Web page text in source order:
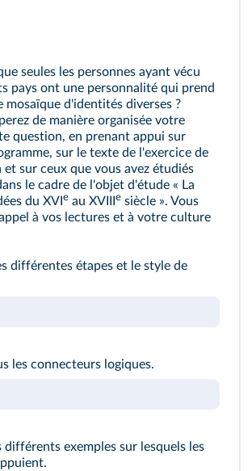
seules les personnes ayant vécu
pays ont une personnalité qui prend
mosaïque d'identités diverses ?
de manière organisée votre
question, en prenant appui sur
sur le texte de l'exercice de
et sur ceux que vous avez étudiés
le cadre de l'objet d'étude « La
du XVI e au XVIII e siècle ». Vous
à vos lectures et à votre culture
différentes étapes et le style de
les connecteurs logiques.
différents exemples sur lesquels les